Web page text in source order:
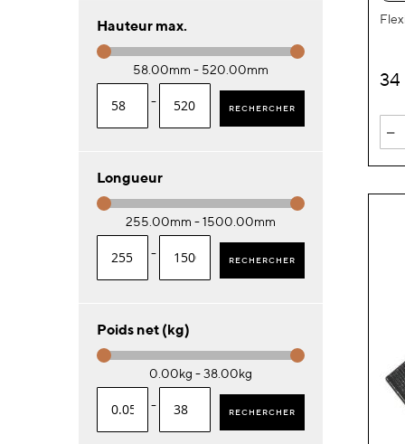
34
-
Hauteur max.
58.00mm - 520.00mm
- RECHERCHER
Longueur
255.00mm - 1500.00mm
- RECHERCHER
Poids net (kg)
0.00kg - 38.00kg
- RECHERCHER